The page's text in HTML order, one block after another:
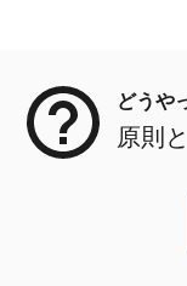
どうや
原則